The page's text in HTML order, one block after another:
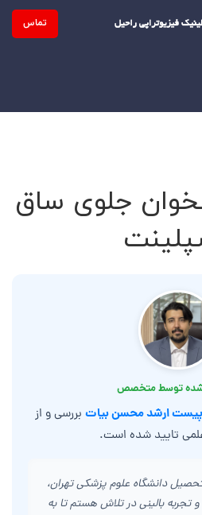
تماس
جلوی ساق
شده توسط متخصص
ارشد محسن بیات بررسی و از
تایید شده است.
دانشگاه علوم پزشکی تهران،
تجربه بالینی در تلاش هستم تا به